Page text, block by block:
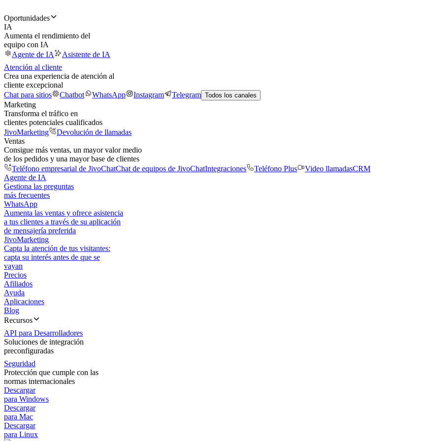
Oportunidades
IA
Aumenta el rendimiento del
equipo con IA
Agente de IA
Asistente de IA
Atención al cliente
Crea una experiencia de atención al
cliente excepcional
Chat para sitios
Chatbot WhatsApp Instagram Telegram Todos los canales
Marketing
Transforma el tráfico en
clientes potenciales cualificados
JivoMarketing
Devolución de llamadas
Ventas
Consigue más ventas, un mayor valor medio
de los pedidos y una mayor base de clientes
Teléfono empresarial de JivoChatChat de equipos de JivoChatIntegraciones Teléfono Plus Video llamadasCRM
Agente de IA
Gestiona las preguntas
más frecuentes
WhatsApp
Aumenta las ventas y ofrece asistencia
a tus clientes a través de su aplicación
de mensajería preferida
JivoMarketing
Capta la atención de tus visitantes:
capta su interés antes de que se
vayan
Precios
Afiliados
Ayuda
Aplicaciones
Blog
Recursos
API para Desarrolladores
Soluciones de integración
preconfiguradas
Seguridad
Protección que cumple con las
normas internacionales
Descargar
para Windows
Descargar
para Mac
Descargar
para Linux